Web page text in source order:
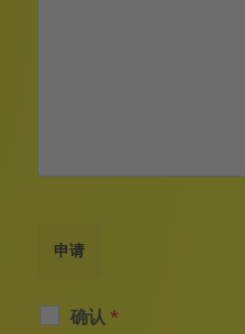
确认 *